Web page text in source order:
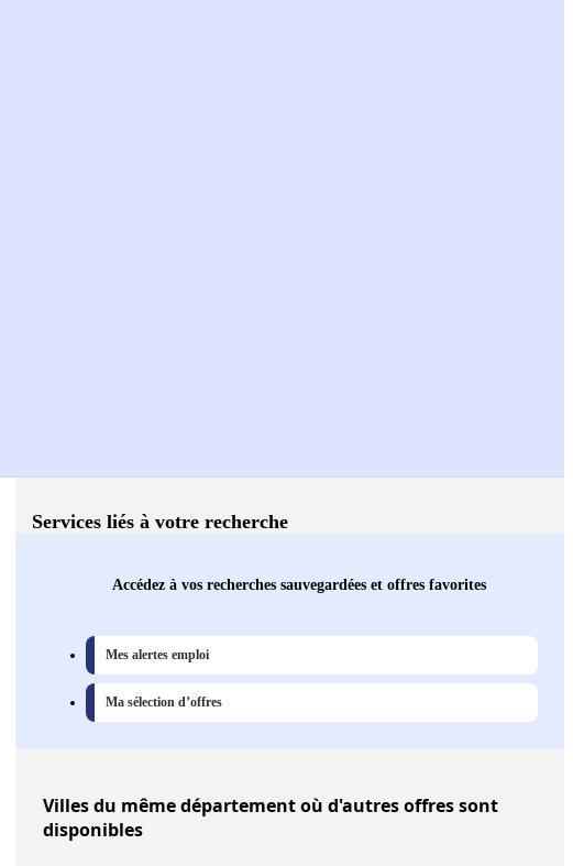
Services liés à votre recherche
Accédez à vos recherches sauvegardées et offres favorites
Mes alertes emploi
Ma sélection d’offres
Villesdu même département où d'autres offres sont
disponibles